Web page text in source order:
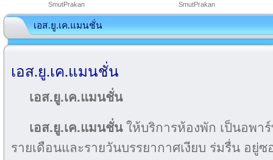
SmutPrakan
SmutPrakan
เอส.ยู.เค.แมนชั่น
เอส.ยู.เค.แมนชั่น
เอส.ยู.เค.แมนชั่น
เอส.ยู.เค.แมนชั่นให้บริการห้องพัก เป็นอพา
รายเดือนและรายวันบรรยากาศเงียบ ร่มรื่น อยู่